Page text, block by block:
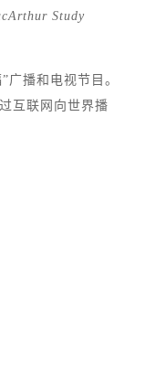
Study
播和电视节目。
互联网向世界播